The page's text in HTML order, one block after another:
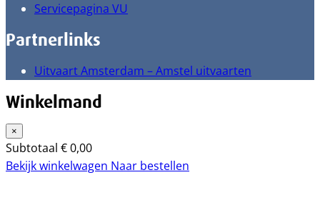
Servicepagina VU
Partnerlinks
Uitvaart Amsterdam – Amstel uitvaarten
Winkelmand
×
Subtotaal €0,00
Bekijk winkelwagen Naar bestellen